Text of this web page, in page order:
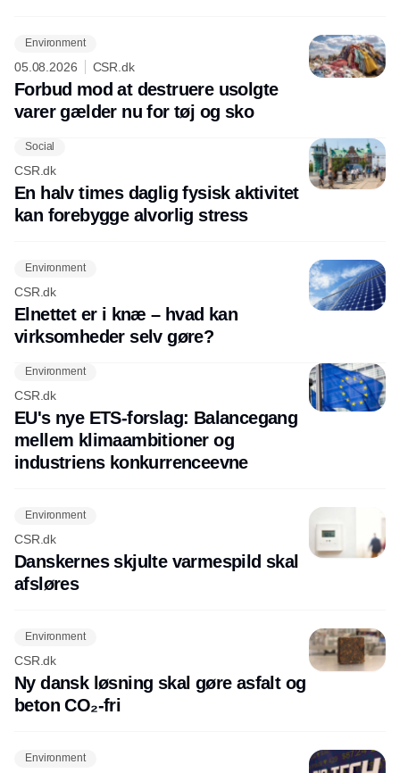
Environment
05.08.2026 CSR.dk
Forbud mod at destruere usolgte
varer gælder nu for tøj og sko
Social
CSR.dk
En halv times daglig fysisk aktivitet
kan forebygge alvorlig stress
Environment
CSR.dk
Elnettet er i knæ – hvad kan
virksomheder selv gøre?
Environment
CSR.dk
EU's nye ETS-forslag: Balancegang
mellem klimaambitioner og
industriens konkurrenceevne
Environment
CSR.dk
Danskernes skjulte varmespild skal
afsløres
Environment
CSR.dk
Ny dansk løsning skal gøre asfalt og
beton CO₂-fri
Environment